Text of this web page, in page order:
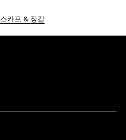
스카프 & 장갑